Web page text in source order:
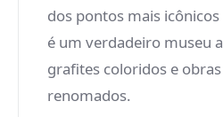
dos pontos mais
é um verdadeiro museu
grafites coloridos e
renomados.